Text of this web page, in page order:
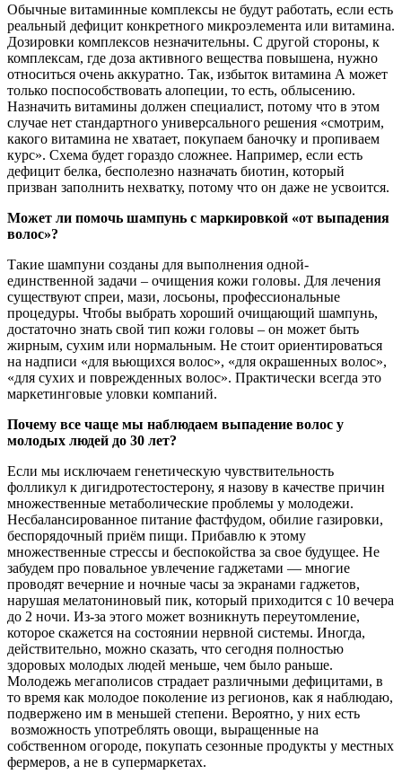
Обычные витаминные комплексы не будут работать, если есть
реальный дефицит конкретного микроэлемента или витамина.
Дозировки комплексов незначительны. С другой стороны, к
комплексам, где доза активного вещества повышена, нужно
относиться очень аккуратно. Так, избыток витамина А может
только поспособствовать алопеции, то есть, облысению.
Назначить витамины должен специалист, потому что в этом
случае нет стандартного универсального решения «смотрим,
какого витамина не хватает, покупаем баночку и пропиваем
курс». Схема будет гораздо сложнее. Например, если есть
дефицит белка, бесполезно назначать биотин, который
призван заполнить нехватку, потому что он даже не усвоится.
Может ли помочь шампунь с маркировкой «от выпадения
волос»?
Такие шампуни созданы для выполнения одной-
единственной задачи – очищения кожи головы. Для лечения
существуют спреи, мази, лосьоны, профессиональные
процедуры. Чтобы выбрать хороший очищающий шампунь,
достаточно знать свой тип кожи головы – он может быть
жирным, сухим или нормальным. Не стоит ориентироваться
на надписи «для вьющихся волос», «для окрашенных волос»,
«для сухих и поврежденных волос». Практически всегда это
маркетинговые уловки компаний.
Почему все чаще мы наблюдаем выпадение волос у
молодых людей до 30 лет?
Если мы исключаем генетическую чувствительность
фолликул к дигидротестостерону, я назову в качестве причин
множественные метаболические проблемы у молодежи.
Несбалансированное питание фастфудом, обилие газировки,
беспорядочный приём пищи. Прибавлю к этому
множественные стрессы и беспокойства за свое будущее. Не
забудем про повальное увлечение гаджетами — многие
проводят вечерние и ночные часы за экранами гаджетов,
нарушая мелатониновый пик, который приходится с 10 вечера
до 2 ночи. Из-за этого может возникнуть переутомление,
которое скажется на состоянии нервной системы. Иногда,
действительно, можно сказать, что сегодня полностью
здоровых молодых людей меньше, чем было раньше.
Молодежь мегаполисов страдает различными дефицитами, в
то время как молодое поколение из регионов, как я наблюдаю,
подвержено им в меньшей степени. Вероятно, у них есть
возможность употреблять овощи, выращенные на
собственном огороде, покупать сезонные продукты у местных
фермеров, а не в супермаркетах.